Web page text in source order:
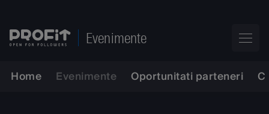
Evenimente
Home Evenimente Oportunitati parteneri